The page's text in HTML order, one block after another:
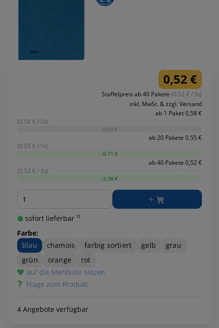
0,52 €
Staffelpreis ab 40 Pakete (0.52 € / St)
inkl. MwSt. & zzgl. Versand
ab 1 Paket 0,58 €
(0.58 € / St)
-0,00 €
ab 20 Pakete 0,55 €
(0.55 € / St)
-0,71 €
ab 40 Pakete 0,52 €
(0.52 € / St)
-2,38 €
Menge
sofort lieferbar ¹⁾
Farbe:
blau
chamois farbig sortiert gelb
grau
grün
orange
rot
auf die Merkliste setzen
Frage zum Produkt
4 Angebote verfügbar